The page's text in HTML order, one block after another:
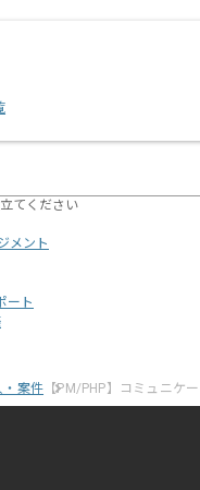
てください
メント
ート
・案件 【PM/PHP】コミュニケ